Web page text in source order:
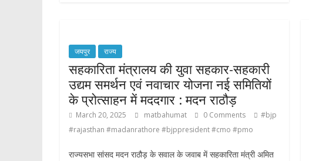
जयपुर राज्य
सहकारिता मंत्रालय की युवा सहकार-सहकारी
उद्यम समर्थन एवं नवाचार योजना नई समितियों
के प्रोत्साहन में मददगार : मदन राठौड़
March 20, 2025 matbahumat 0 Comments
#bjp
#rajasthan #madanrathore #bjppresident #cmo #pmo
राज्यसभा सांसद मदन राठौड़ के सवाल के जवाब में सहकारिता मंत्री अमित